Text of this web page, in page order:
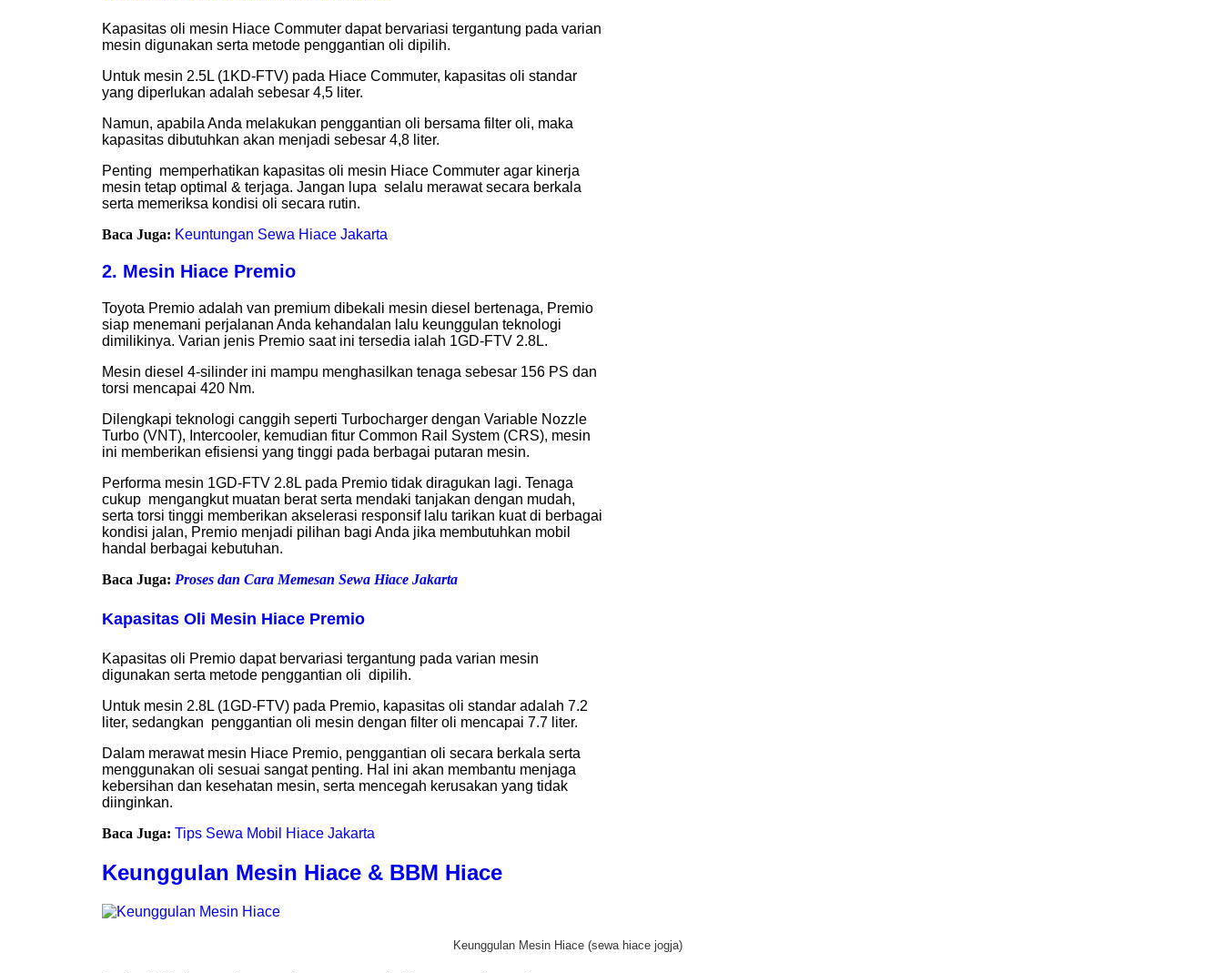
Kapasitas oli mesin Hiace Commuter dapat bervariasi tergantung pada varian
mesin digunakan serta metode penggantian oli dipilih.
Untuk mesin 2.5L (1KD-FTV) pada Hiace Commuter, kapasitas oli standar
yang diperlukan adalah sebesar 4,5 liter.
Namun, apabila Anda melakukan penggantian oli bersama filter oli, maka
kapasitas dibutuhkan akan menjadi sebesar 4,8 liter.
Penting memperhatikan kapasitas oli mesin Hiace Commuter agar kinerja
mesin tetap optimal & terjaga. Jangan lupa selalu merawat secara berkala
serta memeriksa kondisi oli secara rutin.
Baca Juga: Keuntungan Sewa Hiace Jakarta
2. Mesin Hiace Premio
Toyota Premio adalah van premium dibekali mesin diesel bertenaga, Premio
siap menemani perjalanan Anda kehandalan lalu keunggulan teknologi
dimilikinya. Varian jenis Premio saat ini tersedia ialah 1GD-FTV 2.8L.
Mesin diesel 4-silinder ini mampu menghasilkan tenaga sebesar 156 PS dan
torsi mencapai 420 Nm.
Dilengkapi teknologi canggih seperti Turbocharger dengan Variable Nozzle
Turbo (VNT), Intercooler, kemudian fitur Common Rail System (CRS), mesin
ini memberikan efisiensi yang tinggi pada berbagai putaran mesin.
Performa mesin 1GD-FTV 2.8L pada Premio tidak diragukan lagi. Tenaga
cukup mengangkut muatan berat serta mendaki tanjakan dengan mudah,
serta torsi tinggi memberikan akselerasi responsif lalu tarikan kuat di berbagai
kondisi jalan, Premio menjadi pilihan bagi Anda jika membutuhkan mobil
handal berbagai kebutuhan.
Baca Juga: Proses dan Cara Memesan Sewa Hiace Jakarta
Kapasitas Oli Mesin Hiace Premio
Kapasitas oli Premio dapat bervariasi tergantung pada varian mesin
digunakan serta metode penggantian oli dipilih.
Untuk mesin 2.8L (1GD-FTV) pada Premio, kapasitas oli standar adalah 7.2
liter, sedangkan penggantian oli mesin dengan filter oli mencapai 7.7 liter.
Dalam merawat mesin Hiace Premio, penggantian oli secara berkala serta
menggunakan oli sesuai sangat penting. Hal ini akan membantu menjaga
kebersihan dan kesehatan mesin, serta mencegah kerusakan yang tidak
diinginkan.
Baca Juga: Tips Sewa Mobil Hiace Jakarta
Keunggulan Mesin Hiace & BBM Hiace
Keunggulan Mesin Hiace (sewa hiace jogja)